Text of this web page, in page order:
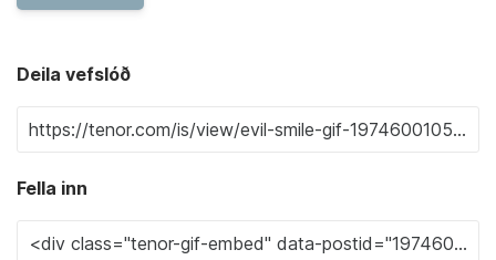
Deila vefslóð
Fella inn